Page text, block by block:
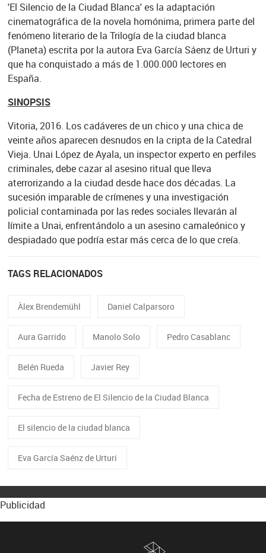
'El Silencio de la Ciudad Blanca' es la adaptación
cinematográfica de la novela homónima, primera parte del
fenómeno literario de la Trilogía de la ciudad blanca
(Planeta) escrita por la autora Eva García Sáenz de Urturi y
que ha conquistado a más de 1.000.000 lectores en
España.
SINOPSIS
Vitoria, 2016. Los cadáveres de un chico y una chica de
veinte años aparecen desnudos en la cripta de la Catedral
Vieja. Unai López de Ayala, un inspector experto en perfiles
criminales, debe cazar al asesino ritual que lleva
aterrorizando a la ciudad desde hace dos décadas. La
sucesión imparable de crímenes y una investigación
policial contaminada por las redes sociales llevarán al
límite a Unai, enfrentándolo a un asesino camaleónico y
despiadado que podría estar más cerca de lo que creía.
TAGS RELACIONADOS
Àlex Brendemühl Daniel Calparsoro
Aura Garrido Manolo Solo Pedro Casablanc
Belén Rueda Javier Rey
Fecha de Estreno de El Silencio de la Ciudad Blanca
El silencio de la ciudad blanca
Eva García Saénz de Urturi
Publicidad